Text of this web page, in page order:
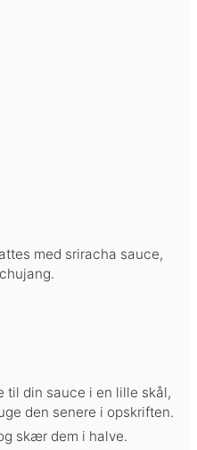
med sriracha sauce,
til din sauce i en lille skål,
den senere i opskriften.
skær dem i halve.